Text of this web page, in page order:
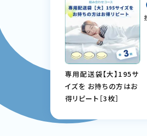
専用配送袋【大】195サ
イズを お持ちの方はお
得リピート［3枚］